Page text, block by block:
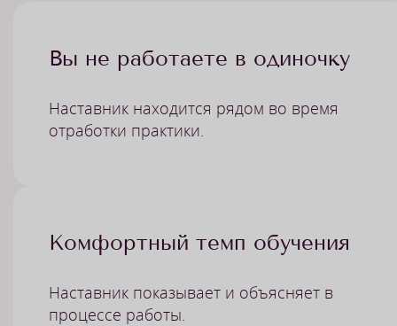
Вы не работаете в одиночку
Наставник находится рядом во время
отработки практики.
Комфортный темп обучения
Наставник показывает и объясняет в
процессе работы.